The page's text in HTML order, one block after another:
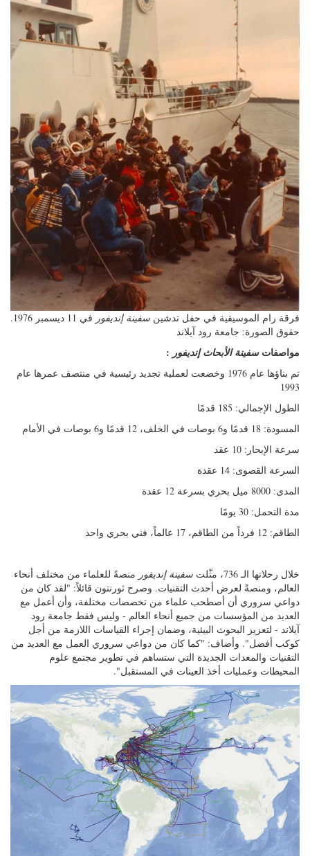
فرقة رام الموسيقية في حفل تدشين سفينة إنديفور
في 11 ديسمبر 1976.
حقوق الصورة: جامعة رود آيلاند
مواصفاتسفينة الأبحاث إنديفور :
تم بناؤها عام 1976 وخضعت لعملية تجديد رئيسية في منتصف عمرها عام
1993
الطول الإجمالي: 185 قدمًا
المسودة: 18 قدمًا و6 بوصات في الخلف، 12 قدمًا و6 بوصات في الأمام
سرعة الإبحار: 10 عقد
السرعة القصوى: 14 عقدة
المدى: 8000 ميل بحري بسرعة 12 عقدة
مدة التحمل: 30 يومًا
الطاقم: 12 فرداً من الطاقم، 17 عالماً، فني بحري واحد
خلال رحلاتها الـ 736، مثّلت سفينة إنديفور منصةً للعلماء من مختلف أنحاء
العالم، ومنصةً لعرض أحدث التقنيات. وصرح ثورنتون قائلاً: "لقد كان من
دواعي سروري أن أصطحب علماء من تخصصات مختلفة، وأن أعمل مع
العديد من المؤسسات من جميع أنحاء العالم - وليس فقط جامعة رود
آيلاند - لتعزيز البحوث البيئية، وضمان إجراء القياسات اللازمة من أجل
كوكب أفضل". وأضاف: "كما كان من دواعي سروري العمل مع العديد من
التقنيات والمعدات الجديدة التي ستساهم في تطوير مجتمع علوم
المحيطات وعمليات أخذ العينات في المستقبل".